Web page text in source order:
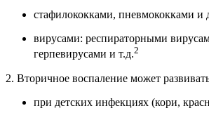
стафилококками, пневмококками и
вирусами: респираторными
герпевирусами и т.д.2
2. Вторичное воспаление может
при детских инфекциях (кори,